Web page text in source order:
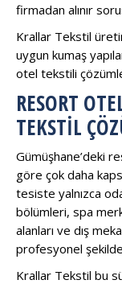
firmadan alınır
Krallar Tekstil
uygun kumaş
otel tekstili
RESORT
TEKSTIL
Gümüşhane’deki
göre çok daha
tesiste yalnızca
bölümleri, spa
alanları ve dış
profesyonel şekilde
Krallar Tekstil bu